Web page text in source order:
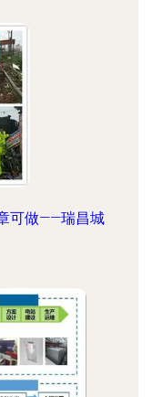
可做——瑞昌城